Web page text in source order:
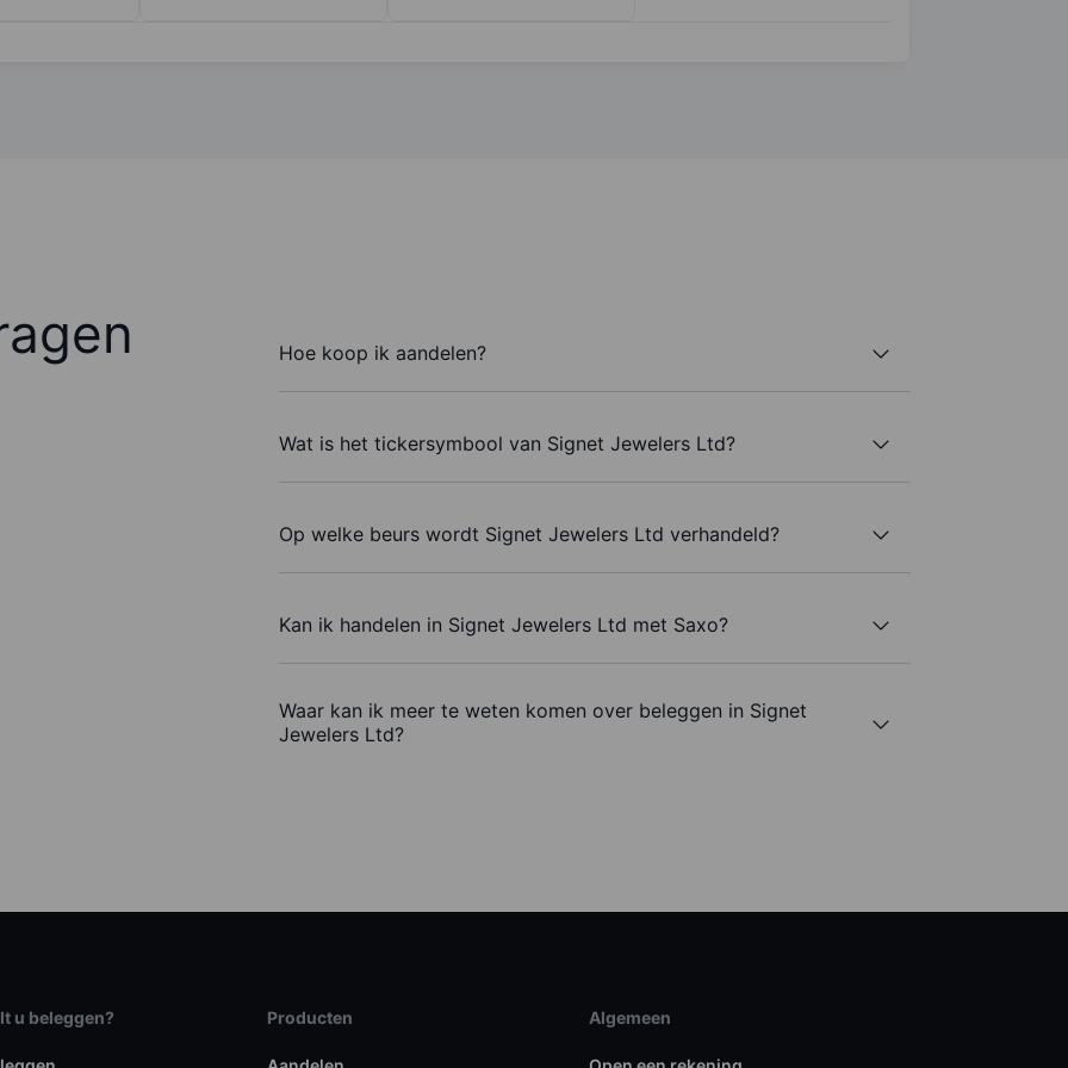
Hoe koop ik aandelen?
Wat is het tickersymbool van Signet Jewelers Ltd?
Op welke beurs wordt Signet Jewelers Ltd verhandeld?
Kan ik handelen in Signet Jewelers Ltd met Saxo?
Waar kan ik meer te weten komen over beleggen in Signet
Jewelers Ltd?
u beleggen? Producten Algemeen